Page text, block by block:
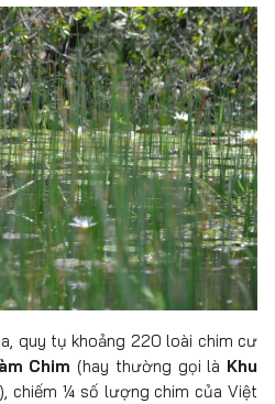
quy tụ khoảng 220 loài chim cư
Chim (hay thường gọi là Khu
), chiếm ¼ số lượng chim của Việt